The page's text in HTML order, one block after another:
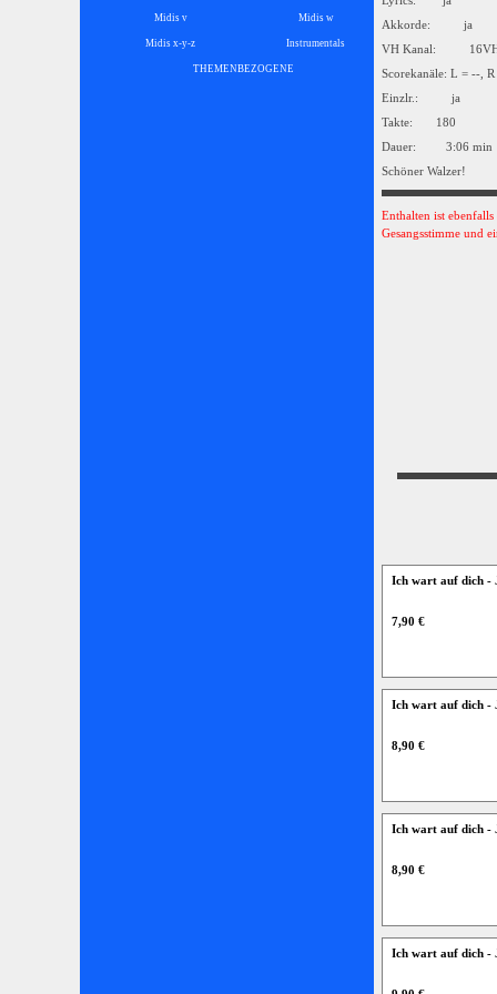
Midis v Midis w
Midis x-y-z Instrumentals
THEMENBEZOGENE ▼
Akkorde: ja
VH Kanal:
Scorekanäle: L = --, R
Einzlr.: ja
Takte: 180
Dauer: 3:06 min
Schöner Walzer!
Enthalten ist
Gesangsstimme und
Ich wart auf dich -
7,90 €
Ich wart auf dich -
8,90 €
Ich wart auf dich -
8,90 €
Ich wart auf dich -